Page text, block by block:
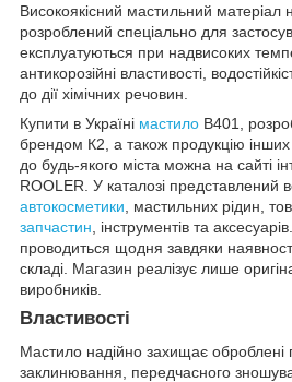
Високоякісний мастильний матеріал
розроблений спеціально для
експлуатуються при надвисоких
антикорозійні властивості,
до дії хімічних речовин.
Купити в Україні мастило B401,
брендом К2, а також продукцію інших
до будь-якого міста можна на сайті
ROOLER. У каталозі представлений
автокосметики , мастильних рідин,
запчастин , інструментів та
проводиться щодня завдяки
складі. Магазин реалізує лише
виробників.
Властивості
Мастило надійно захищає оброблені
заклинювання, передчасного